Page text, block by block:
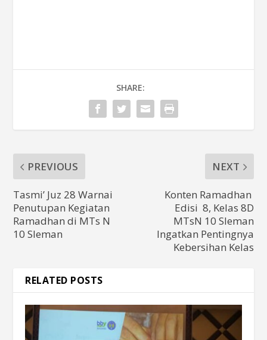
SHARE:
PREVIOUS
Tasmi’ Juz 28 Warnai
Penutupan Kegiatan
Ramadhan di MTs N
10 Sleman
NEXT
Konten Ramadhan
Edisi 8, Kelas 8D
MTsN 10 Sleman
Ingatkan Pentingnya
Kebersihan Kelas
RELATED POSTS